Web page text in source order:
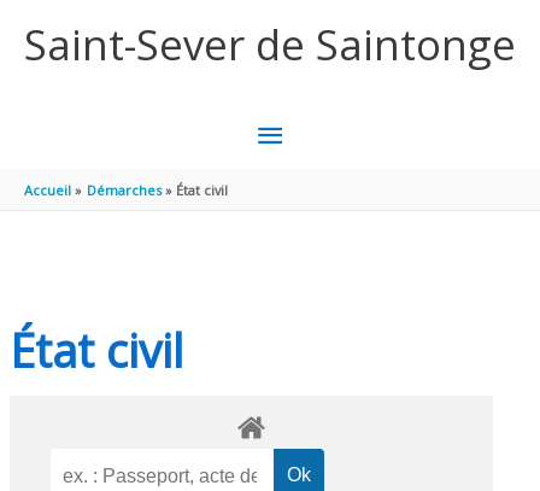
Saint-Sever de Saintonge
MENU
Accueil Démarches État civil
État civil